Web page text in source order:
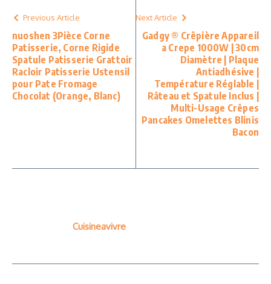
Previous Article
nuoshen 3Pièce Corne
Patisserie, Corne Rigide
Spatule Patisserie Grattoir
Racloir Patisserie Ustensil
pour Pate Fromage
Chocolat (Orange, Blanc)
Next Article
Gadgy ® Crêpière Appareil
a Crepe 1000W | 30cm
Diamètre | Plaque
Antiadhésive |
Température Réglable |
Râteau et Spatule Inclus |
Multi-Usage Crêpes
Pancakes Omelettes Blinis
Bacon
Cuisineavivre